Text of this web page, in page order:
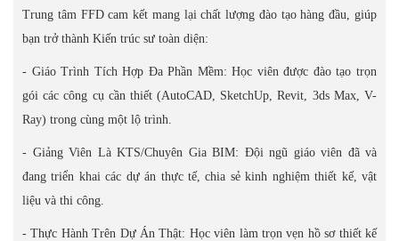
Trung tâm FFD cam kết mang lại chất lượng đào tạo hàng đầu, giúp
bạn trở thành Kiến trúc sư toàn diện:
- Giáo Trình Tích Hợp Đa Phần Mềm: Học viên được đào tạo trọn
gói các công cụ cần thiết (AutoCAD, SketchUp, Revit, 3ds Max, V-
Ray) trong cùng một lộ trình.
- Giảng Viên Là KTS/Chuyên Gia BIM: Đội ngũ giáo viên đã và
đang triển khai các dự án thực tế, chia sẻ kinh nghiệm thiết kế, vật
liệu và thi công.
- Thực Hành Trên Dự Án Thật: Học viên làm trọn vẹn hồ sơ thiết kế